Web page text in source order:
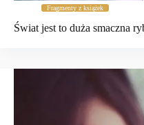
Fragmenty z książek
Świat jest to duża smaczna